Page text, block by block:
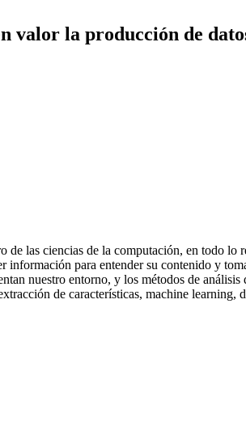
la producción de
las ciencias de la computación, en todo lo
para entender su contenido y
nuestro entorno, y los métodos de
de características, machine learning,